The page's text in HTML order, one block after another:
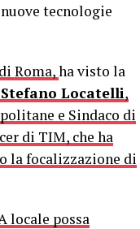
tecnologie
Roma,ha visto la
Stefano Locatelli,
e Sindaco di
di TIM, che ha
la focalizzazione di
locale possa